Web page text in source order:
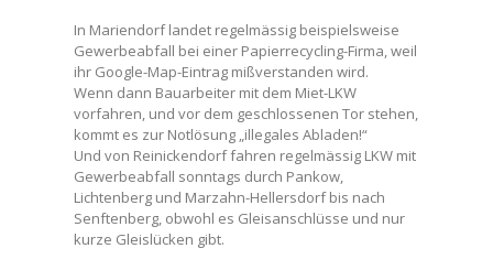
In Mariendorf landet regelmässig beispielsweise
Gewerbeabfall bei einer Papierrecycling-Firma, weil
ihr Google-Map-Eintrag mißverstanden wird.
Wenn dann Bauarbeiter mit dem Miet-LKW
vorfahren, und vor dem geschlossenen Tor stehen,
kommt es zur Notlösung „illegales Abladen!“
Und von Reinickendorf fahren regelmässig LKW mit
Gewerbeabfall sonntags durch Pankow,
Lichtenberg und Marzahn-Hellersdorf bis nach
Senftenberg, obwohl es Gleisanschlüsse und nur
kurze Gleislücken gibt.